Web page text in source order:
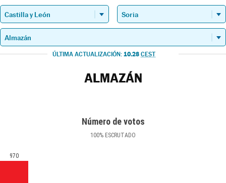
ÚLTIMA ACTUALIZACIÓN: 10.28 CEST
ALMAZÁN
Número de votos
100% ESCRUTADO
970